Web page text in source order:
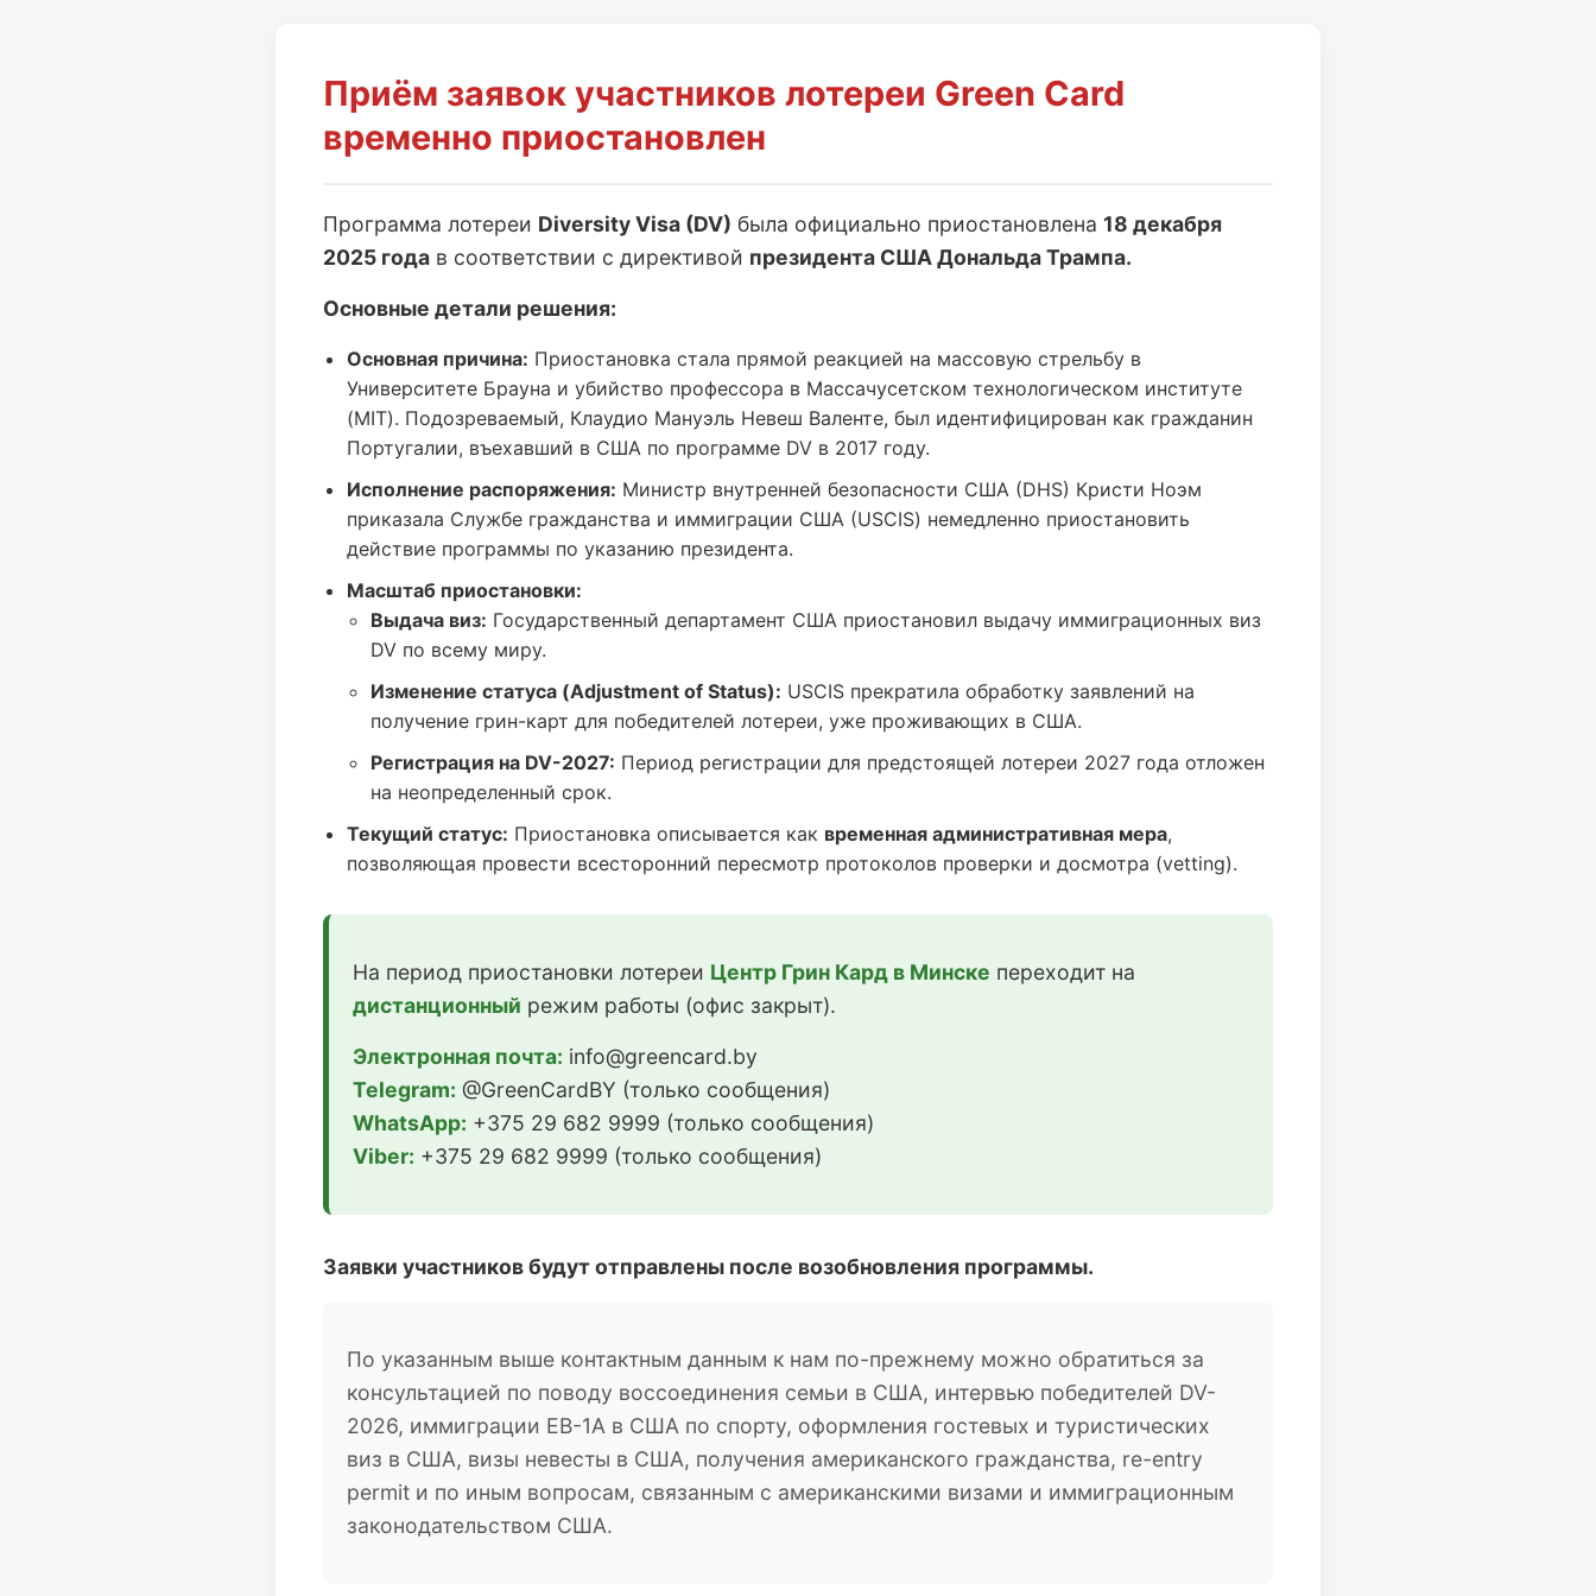
Приём заявок участников лотереи Green Card
временно приостановлен
Программа лотереи Diversity Visa (DV) была официально приостановлена 18 декабря
2025 года в соответствии с директивой президента США Дональда Трампа.
Основные детали решения:
Основная причина: Приостановка стала прямой реакцией на массовую стрельбу в
Университете Брауна и убийство профессора в Массачусетском технологическом институте
(MIT). Подозреваемый, Клаудио Мануэль Невеш Валенте, был идентифицирован как гражданин
Португалии, въехавший в США по программе DV в 2017 году.
Исполнение распоряжения: Министр внутренней безопасности США (DHS) Кристи Ноэм
приказала Службе гражданства и иммиграции США (USCIS) немедленно приостановить
действие программы по указанию президента.
Масштаб приостановки:
Выдача виз: Государственный департамент США приостановил выдачу иммиграционных виз
DV по всему миру.
Изменение статуса (Adjustment of Status): USCIS прекратила обработку заявлений на
получение грин-карт для победителей лотереи, уже проживающих в США.
Регистрация на DV-2027: Период регистрации для предстоящей лотереи 2027 года отложен
на неопределенный срок.
Текущий статус: Приостановка описывается как временная административная мера,
позволяющая провести всесторонний пересмотр протоколов проверки и досмотра (vetting).
На период приостановки лотереи Центр Грин Кард в Минске переходит на
дистанционный режим работы (офис закрыт).
Электронная почта: info@greencard.by
Telegram: @GreenCardBY (только сообщения)
WhatsApp: +375 29 682 9999 (только сообщения)
Viber: +375 29 682 9999 (только сообщения)
Заявки участников будут отправлены после возобновления программы.
По указанным выше контактным данным к нам по-прежнему можно обратиться за
консультацией по поводу воссоединения семьи в США, интервью победителей DV-
2026, иммиграции EB-1A в США по спорту, оформления гостевых и туристических
виз в США, визы невесты в США, получения американского гражданства, re-entry
permit и по иным вопросам, связанным с американскими визами и иммиграционным
законодательством США.